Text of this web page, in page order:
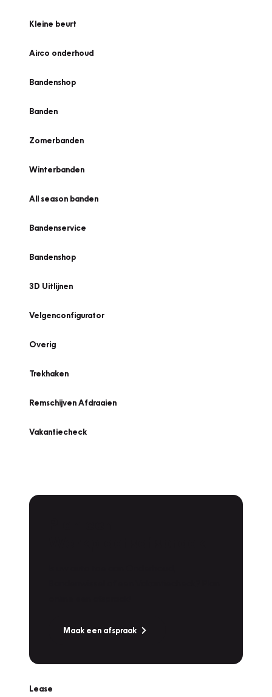
Kleine beurt
Airco onderhoud
Bandenshop
Banden
Zomerbanden
Winterbanden
All season banden
Bandenservice
Bandenshop
3D Uitlijnen
Velgenconfigurator
Overig
Trekhaken
Remschijven Afdraaien
Vakantiecheck
Maak een afspraak
Lease